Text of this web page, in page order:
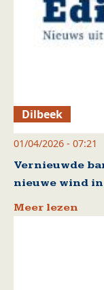
Dilbeek
01/04/2026 - 07:21
Vernieuwde
nieuwe wind
Meer lezen